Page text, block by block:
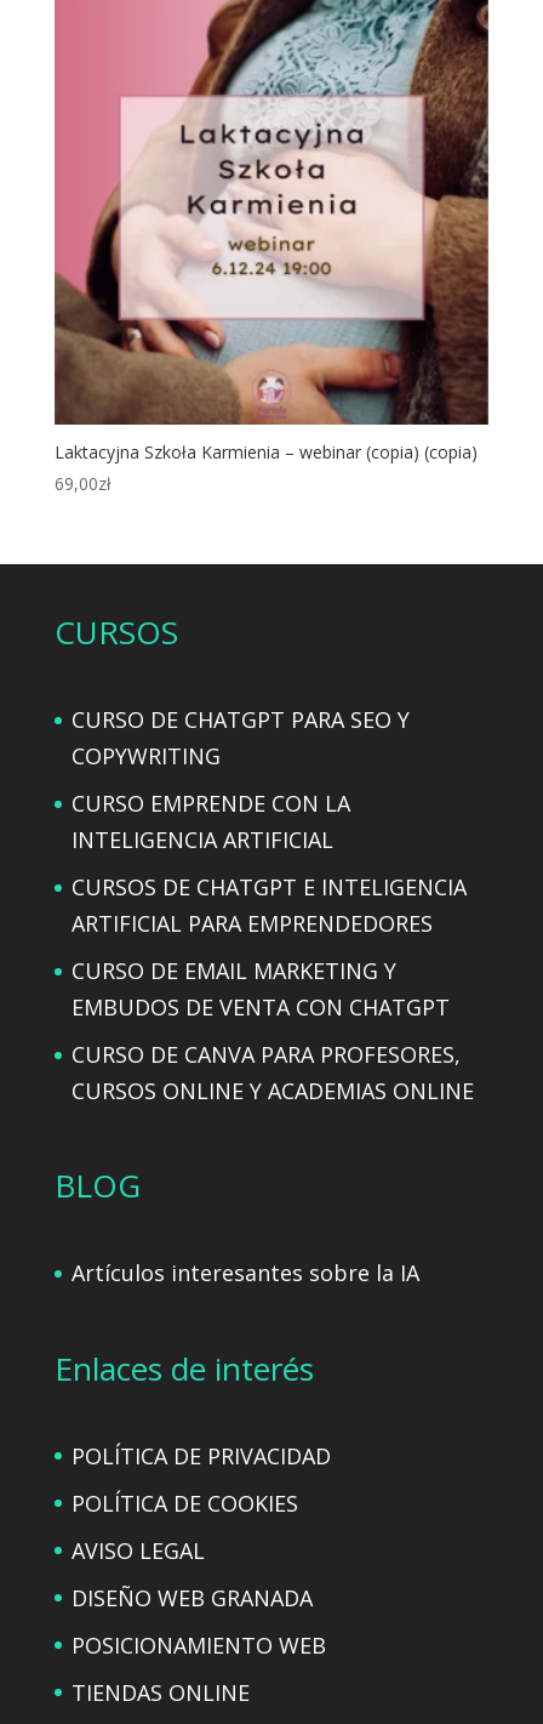
Laktacyjna Szkoła Karmienia – webinar (copia) (copia)
69,00zł
CURSOS
CURSO DE CHATGPT PARA SEO Y
COPYWRITING
CURSO EMPRENDE CON LA
INTELIGENCIA ARTIFICIAL
CURSOS DE CHATGPT E INTELIGENCIA
ARTIFICIAL PARA EMPRENDEDORES
CURSO DE EMAIL MARKETING Y
EMBUDOS DE VENTA CON CHATGPT
CURSO DE CANVA PARA PROFESORES,
CURSOS ONLINE Y ACADEMIAS ONLINE
BLOG
Artículos interesantes sobre la IA
Enlaces de interés
POLÍTICA DE PRIVACIDAD
POLÍTICA DE COOKIES
AVISO LEGAL
DISEÑO WEB GRANADA
POSICIONAMIENTO WEB
TIENDAS ONLINE